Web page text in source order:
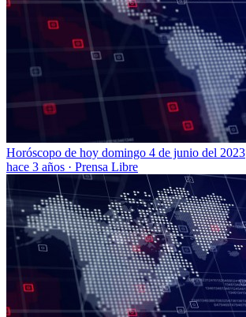
Horóscopo de hoy domingo 4 de junio del 2023
hace 3 años · Prensa Libre